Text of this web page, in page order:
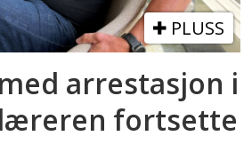
PLUSS
arrestasjon i
fortsette